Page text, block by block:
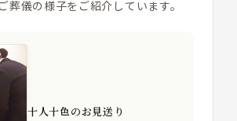
葬儀の様子をご紹介しています。
十人十色のお見送り